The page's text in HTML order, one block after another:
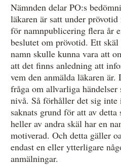
Nämnden delar PO:s
läkaren är satt under
för namnpublicering flera år
beslutet om prövotid. Ett
namn skulle kunna vara att
att det finns anledning att
vem den anmälda läkaren
fråga om allvarliga
nivå. Så förhåller det sig
saknats grund för att av
heller av andra skäl har en
motiverad. Och detta gäller
endast en eller ytterligare
anmälningar.